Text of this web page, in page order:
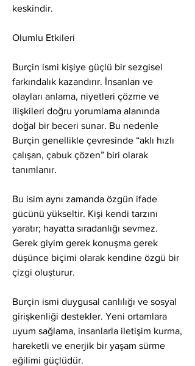
keskindir.
Olumlu Etkileri
Burçin ismi kişiye güçlü bir sezgisel
farkındalık kazandırır. İnsanları ve
olayları anlama, niyetleri çözme ve
ilişkileri doğru yorumlama alanında
doğal bir beceri sunar. Bu nedenle
Burçin genellikle çevresinde “aklı hızlı
çalışan, çabuk çözen” biri olarak
tanımlanır.
Bu isim aynı zamanda özgün ifade
gücünü yükseltir. Kişi kendi tarzını
yaratır; hayatta sıradanlığı sevmez.
Gerek giyim gerek konuşma gerek
düşünce biçimi olarak kendine özgü bir
çizgi oluşturur.
Burçin ismi duygusal canlılığı ve sosyal
girişkenliği destekler. Yeni ortamlara
uyum sağlama, insanlarla iletişim kurma,
hareketli ve enerjik bir yaşam sürme
eğilimi güçlüdür.